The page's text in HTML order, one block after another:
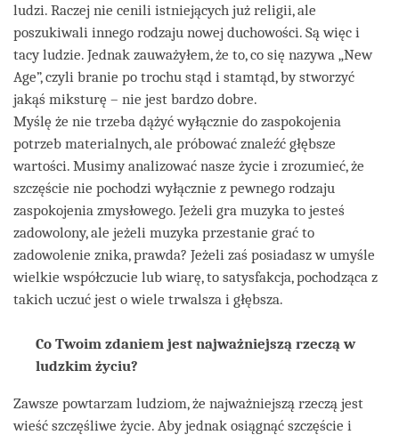
ludzi. Raczej nie cenili istniejących już religii, ale
poszukiwali innego rodzaju nowej duchowości. Są więc i
tacy ludzie. Jednak zauważyłem, że to, co się nazywa „New
Age”, czyli branie po trochu stąd i stamtąd, by stworzyć
jakąś miksturę – nie jest bardzo dobre.
Myślę że nie trzeba dążyć wyłącznie do zaspokojenia
potrzeb materialnych, ale próbować znaleźć głębsze
wartości. Musimy analizować nasze życie i zrozumieć, że
szczęście nie pochodzi wyłącznie z pewnego rodzaju
zaspokojenia zmysłowego. Jeżeli gra muzyka to jesteś
zadowolony, ale jeżeli muzyka przestanie grać to
zadowolenie znika, prawda? Jeżeli zaś posiadasz w umyśle
wielkie współczucie lub wiarę, to satysfakcja, pochodząca z
takich uczuć jest o wiele trwalsza i głębsza.
Co Twoim zdaniem jest najważniejszą rzeczą w
ludzkim życiu?
Zawsze powtarzam ludziom, że najważniejszą rzeczą jest
wieść szczęśliwe życie. Aby jednak osiągnąć szczęście i